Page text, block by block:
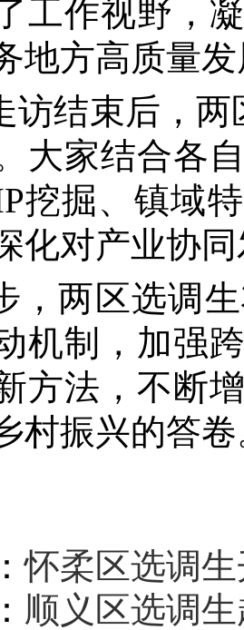
工作视野，
地方高质量
访结束后，
大家结合各
挖掘、镇域
化对产业协
，两区选调
机制，加强
方法，不断
村振兴的答
怀柔区选调
顺义区选调